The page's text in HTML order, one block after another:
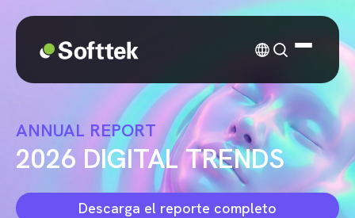
ANNUAL REPORT
2026 DIGITAL TRENDS
Descarga el reporte completo